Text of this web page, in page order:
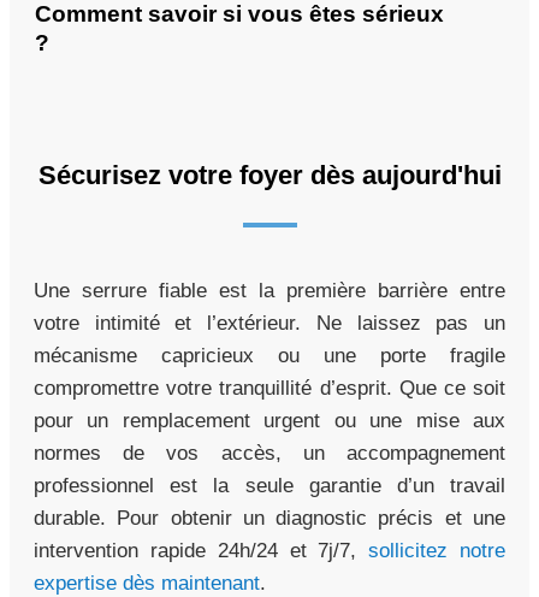
Comment savoir si vous êtes sérieux
?
Sécurisez votre foyer dès aujourd'hui
Une serrure fiable est la première barrière entre
votre intimité et l’extérieur. Ne laissez pas un
mécanisme capricieux ou une porte fragile
compromettre votre tranquillité d’esprit. Que ce soit
pour un remplacement urgent ou une mise aux
normes de vos accès, un accompagnement
professionnel est la seule garantie d’un travail
durable. Pour obtenir un diagnostic précis et une
intervention rapide 24h/24 et 7j/7,sollicitez notre
expertise dès maintenant.